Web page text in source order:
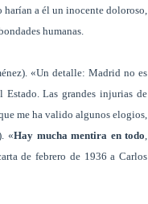
harían a él un inocente doloroso,
humanas.
«Un detalle: Madrid no es
Las grandes injurias de
me ha valido algunos elogios,
«Hay mucha mentira en todo,
de febrero de 1936 a Carlos